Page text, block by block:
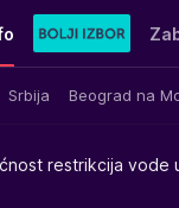
Srbija Beograd na
restrikcija vode